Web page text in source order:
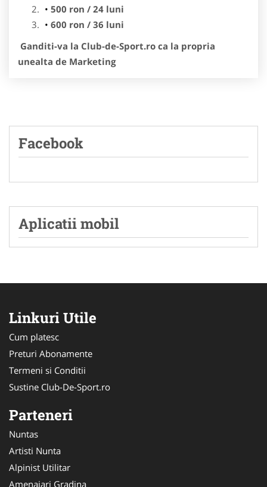
500 ron / 24 luni
600 ron / 36 luni
Ganditi-va la Club-de-Sport.ro ca la propria
unealta de Marketing
Facebook
Aplicatii mobil
Linkuri Utile
Cum platesc
Preturi Abonamente
Termeni si Conditii
Sustine Club-De-Sport.ro
Parteneri
Nuntas
Artisti Nunta
Alpinist Utilitar
Amenajari Gradina